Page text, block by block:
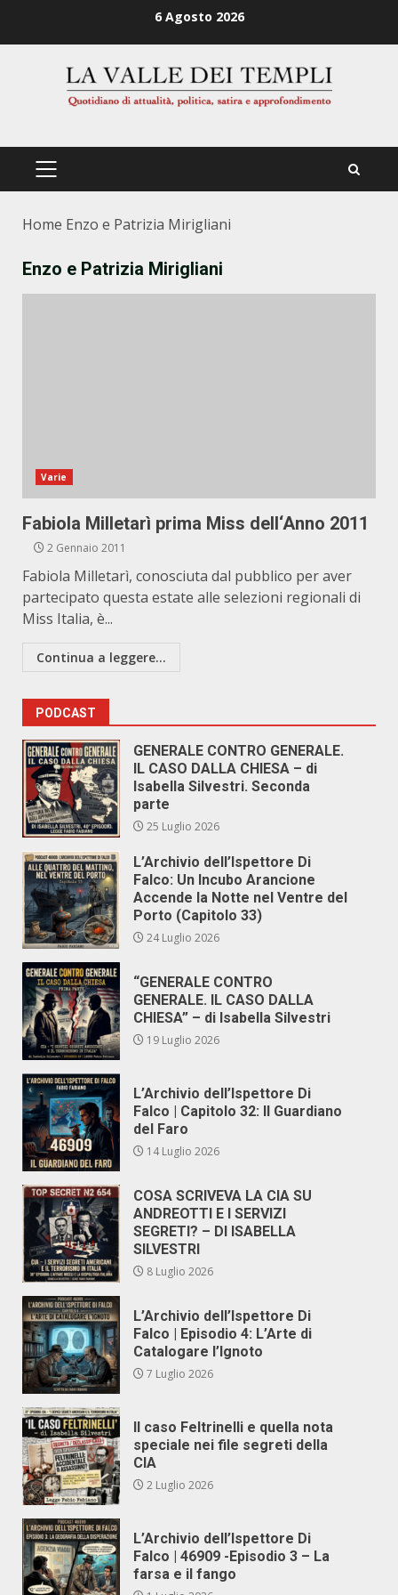
6 Agosto 2026
PRIMÄRES
Home Enzo e Patrizia Mirigliani
Enzo e Patrizia Mirigliani
Varie
Fabiola Milletarì prima Miss dell‘Anno 2011
2 Gennaio 2011
Fabiola Milletarì, conosciuta dal pubblico per aver
partecipato questa estate alle selezioni regionali di
Miss Italia, è...
Continua a leggere...
PODCAST
GENERALE CONTRO GENERALE.
IL CASO DALLA CHIESA – di
Isabella Silvestri. Seconda
parte
25 Luglio 2026
L’Archivio dell’Ispettore Di
Falco: Un Incubo Arancione
Accende la Notte nel Ventre del
Porto (Capitolo 33)
24 Luglio 2026
“GENERALE CONTRO
GENERALE. IL CASO DALLA
CHIESA” – di Isabella Silvestri
19 Luglio 2026
L’Archivio dell’Ispettore Di
Falco | Capitolo 32: Il Guardiano
del Faro
14 Luglio 2026
COSA SCRIVEVA LA CIA SU
ANDREOTTI E I SERVIZI
SEGRETI? – DI ISABELLA
SILVESTRI
8 Luglio 2026
L’Archivio dell’Ispettore Di
Falco | Episodio 4: L’Arte di
Catalogare l’Ignoto
7 Luglio 2026
Il caso Feltrinelli e quella nota
speciale nei file segreti della
CIA
2 Luglio 2026
L’Archivio dell’Ispettore Di
Falco | 46909 -Episodio 3 – La
farsa e il fango